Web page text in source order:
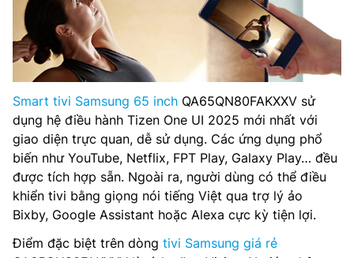
Smart tivi Samsung 65 inch QA65QN80FAKXXV sử
dụng hệ điều hành Tizen One UI 2025 mới nhất với
giao diện trực quan, dễ sử dụng. Các ứng dụng phổ
biến như YouTube, Netflix, FPT Play, Galaxy Play… đều
được tích hợp sẵn. Ngoài ra, người dùng có thể điều
khiển tivi bằng giọng nói tiếng Việt qua trợ lý ảo
Bixby, Google Assistant hoặc Alexa cực kỳ tiện lợi.
Điểm đặc biệt trên dòng tivi Samsung giá rẻ